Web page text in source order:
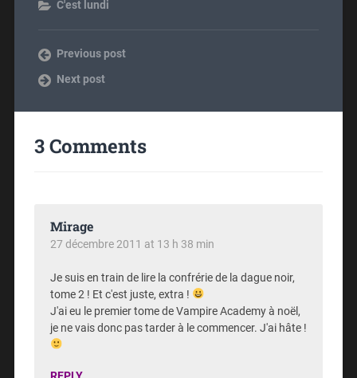
C'est lundi
Previous post
Next post
3 Comments
Mirage
27 décembre 2011 at 13 h 38 min
Je suis en train de lire la confrérie de la dague noir,
tome 2 ! Et c'est juste, extra !
J'ai eu le premier tome de Vampire Academy à noël,
je ne vais donc pas tarder à le commencer. J'ai hâte !